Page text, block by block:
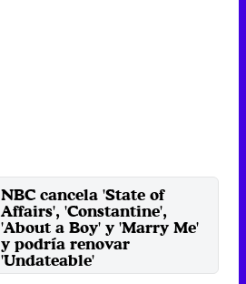
NBC cancela 'State of
Affairs', 'Constantine',
'About a Boy' y 'Marry Me'
y podría renovar
'Undateable'